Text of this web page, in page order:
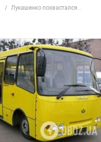
Лукашенко похвастался...